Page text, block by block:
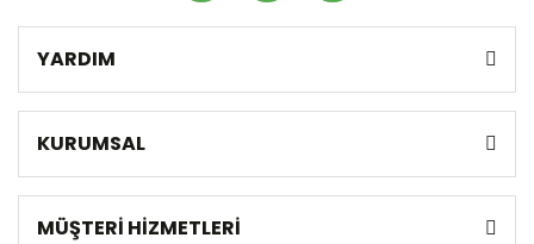
YARDIM
KURUMSAL
MÜŞTERİ HİZMETLERİ